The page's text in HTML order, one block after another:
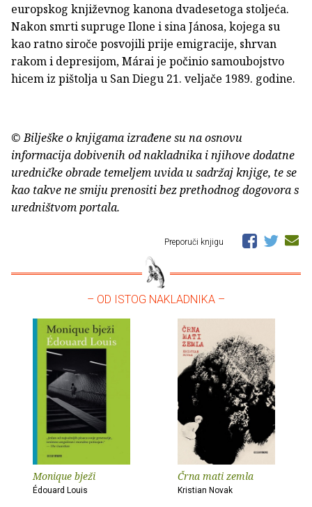
europskog književnog kanona dvadesetoga stoljeća.
Nakon smrti supruge Ilone i sina Jánosa, kojega su
kao ratno siroče posvojili prije emigracije, shrvan
rakom i depresijom, Márai je počinio samoubojstvo
hicem iz pištolja u San Diegu 21. veljače 1989. godine.
© Bilješke o knjigama izrađene su na osnovu
informacija dobivenih od nakladnika i njihove dodatne
uredničke obrade temeljem uvida u sadržaj knjige, te se
kao takve ne smiju prenositi bez prethodnog dogovora s
uredništvom portala.
Preporuči knjigu
– OD ISTOG NAKLADNIKA –
Monique bježi
Édouard Louis
Črna mati zemla
Kristian Novak